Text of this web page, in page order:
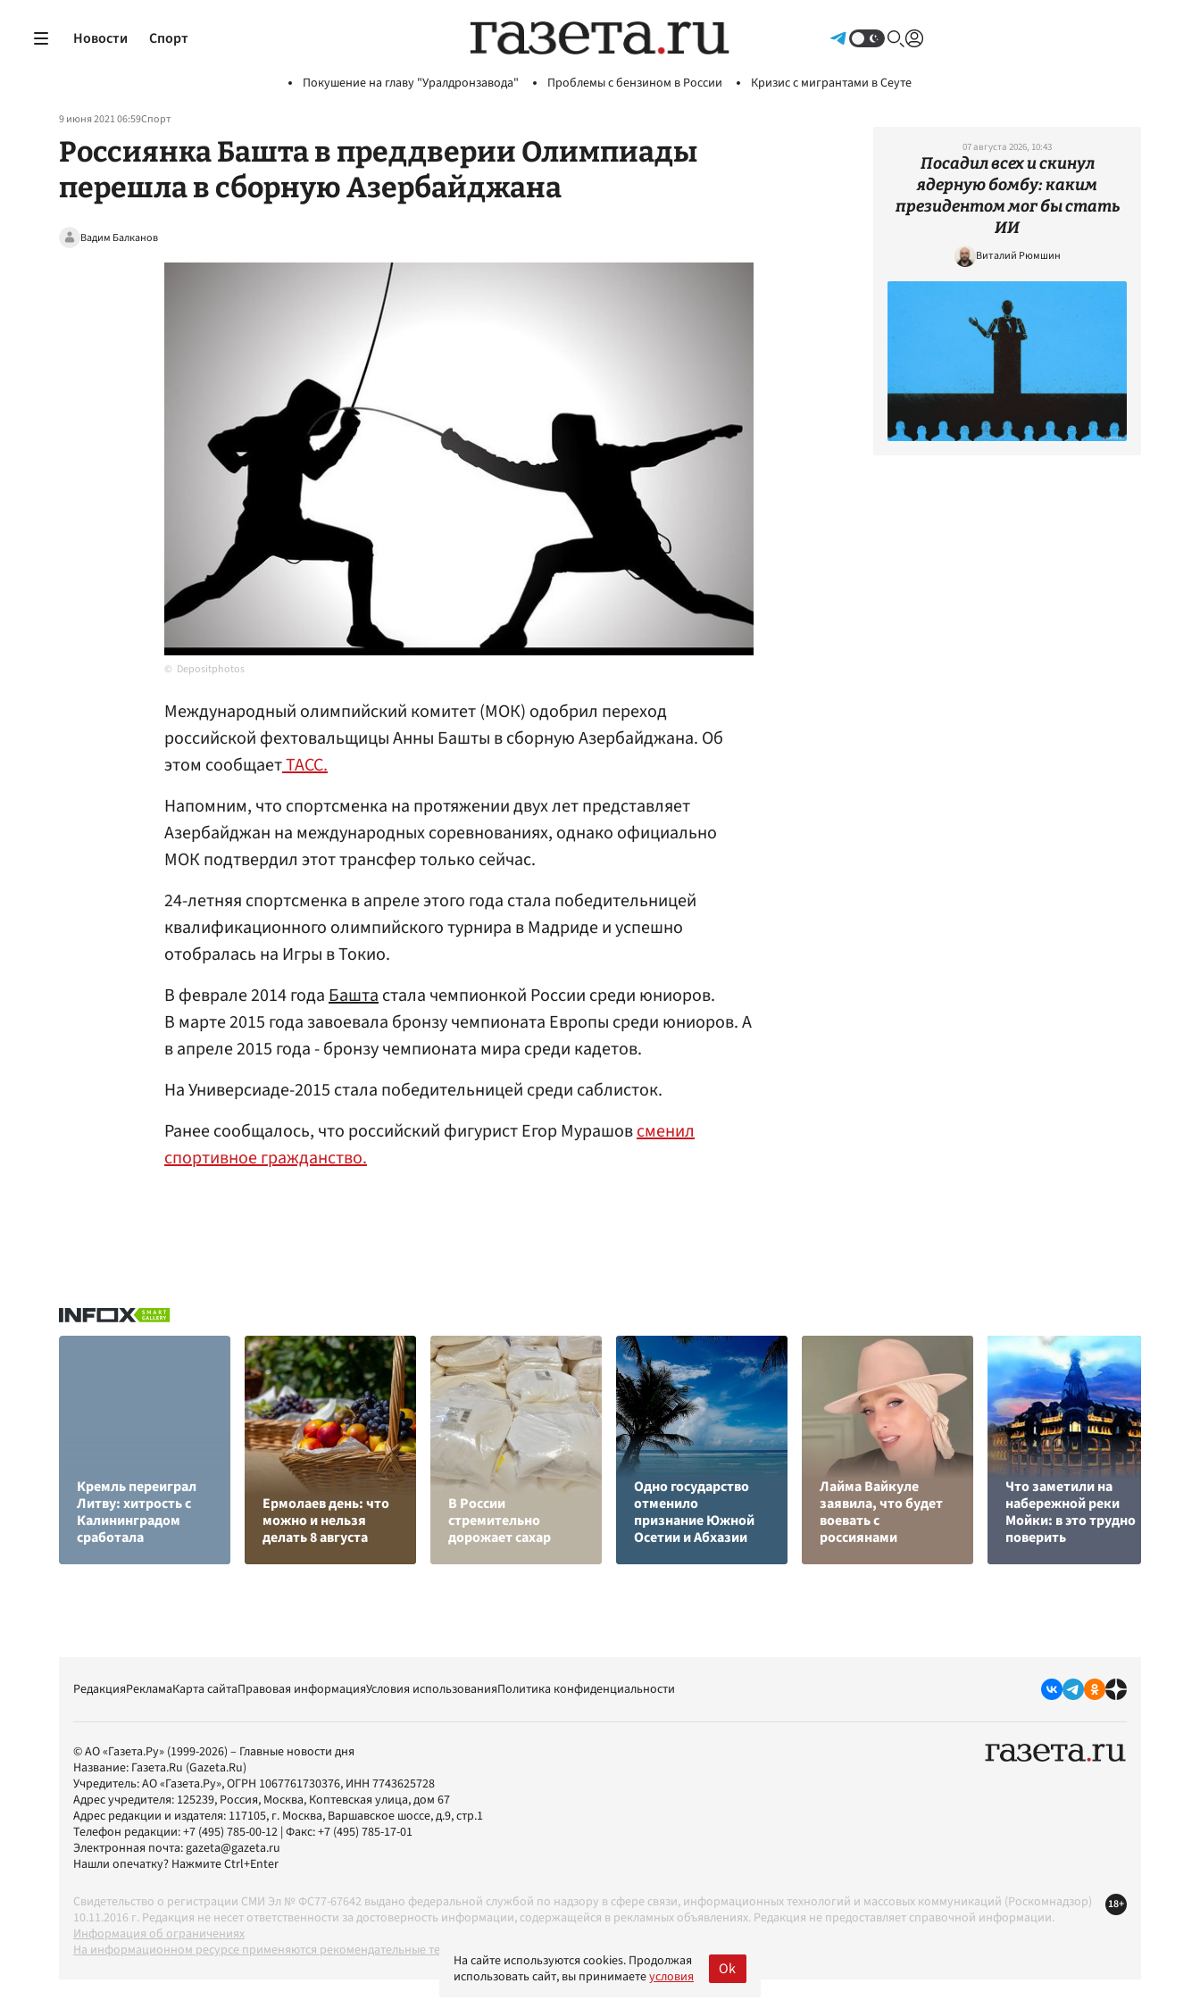
Новости Спорт
Покушение на главу "Уралдронзавода" Проблемы с бензином в России Кризис с мигрантами в Сеуте
9 июня 2021 06:59Спорт
Россиянка Башта в преддверии Олимпиады
перешла в сборную Азербайджана
Вадим Балканов
Depositphotos
Международный олимпийский комитет (МОК) одобрил переход
российской фехтовальщицы Анны Башты в сборную Азербайджана. Об
этом сообщаетТАСС.
Напомним, что спортсменка на протяжении двух лет представляет
Азербайджан на международных соревнованиях, однако официально
МОК подтвердил этот трансфер только сейчас.
24-летняя спортсменка в апреле этого года стала победительницей
квалификационного олимпийского турнира в Мадриде и успешно
отобралась на Игры в Токио.
В феврале 2014 годаБаштастала чемпионкой России среди юниоров.
В марте 2015 года завоевала бронзу чемпионата Европы среди юниоров. А
в апреле 2015 года - бронзу чемпионата мира среди кадетов.
На Универсиаде-2015 стала победительницей среди саблисток.
Ранее сообщалось, что российский фигурист Егор Мурашовсменил
спортивное гражданство.
07 августа 2026, 10:43
Посадил всех и скинул
ядерную бомбу: каким
президентом мог бы стать
ИИ
Виталий Рюмшин
Кремль переиграл
Литву: хитрость с
Калининградом
сработала
Ермолаев день: что
можно и нельзя
делать 8 августа
В России
стремительно
дорожает сахар
Одно государство
отменило
признание Южной
Осетии и Абхазии
Лайма Вайкуле
заявила, что будет
воевать с
россиянами
Что заметили на
набережной реки
Мойки: в это трудно
поверить
РедакцияРекламаКарта сайтаПравовая информацияУсловия использованияПолитика конфиденциальности
© АО «Газета.Ру» (1999-2026) – Главные новости дня
Название: Газета.Ru (Gazeta.Ru)
Учредитель:АО «Газета.Ру», ОГРН 1067761730376, ИНН 7743625728
Адрес учредителя: 125239, Россия, Москва, Коптевская улица, дом 67
Адрес редакции и издателя: 117105, г. Москва, Варшавское шоссе, д.9, стр.1
Телефон редакции:+7 (495) 785-00-12 | Факс:+7 (495) 785-17-01
Электронная почта:gazeta@gazeta.ru
Нашли опечатку? Нажмите Ctrl+Enter
Свидетельство о регистрации СМИ Эл № ФС77-67642 выдано федеральной службой по надзору в сфере связи, информационных технологий и массовых коммуникаций (Роскомнадзор)
10.11.2016 г. Редакция не несет ответственности за достоверность информации, содержащейся в рекламных объявлениях. Редакция не предоставляет справочной информации.
Информация об ограничениях
На информационном ресурсе применяются рекомендательные технологии в соответствии с Правилами
18+
На сайте используются cookies. Продолжая
использовать сайт, вы принимаетеусловия Ok